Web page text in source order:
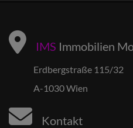
IMS Immobilien
Erdbergstraße 115/32
A-1030 Wien
Kontakt